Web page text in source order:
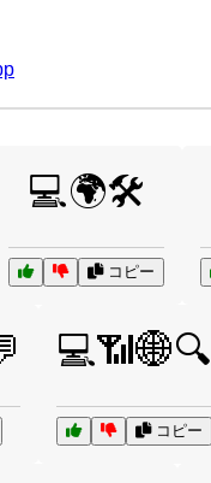
💻🌍🛠️
コピー
💻📶🌐🔍
コピー